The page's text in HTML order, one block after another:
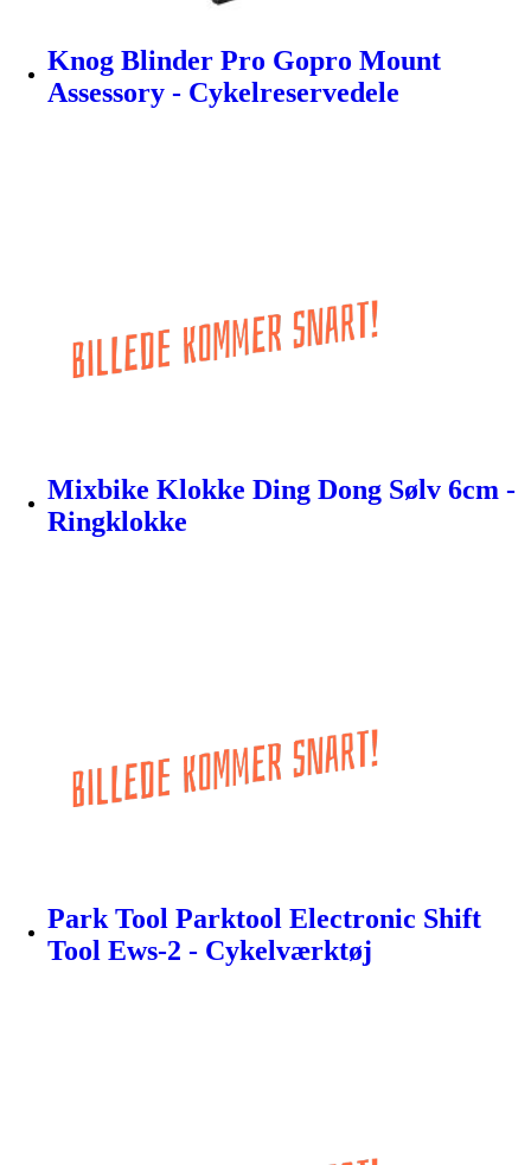
Knog Blinder Pro Gopro Mount
Assessory - Cykelreservedele
Mixbike Klokke Ding Dong Sølv 6cm -
Ringklokke
Park Tool Parktool Electronic Shift
Tool Ews-2 - Cykelværktøj